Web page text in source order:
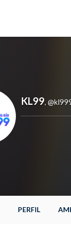
KL99,
PERFIL